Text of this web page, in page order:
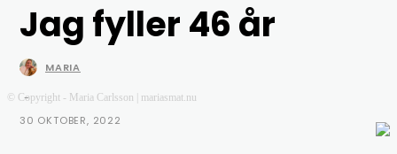
Jag fyller 46 år
MARIA
-
30 OKTOBER, 2022
© Copyright - Maria Carlsson | mariasmat.nu